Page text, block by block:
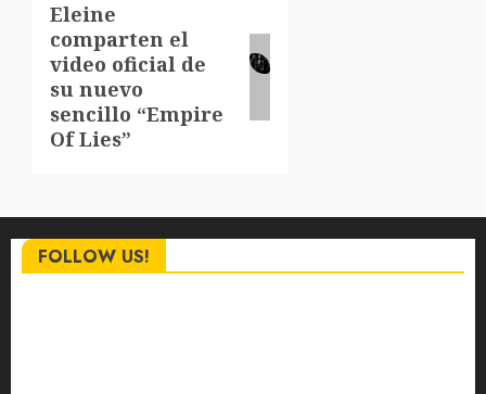
Siguiente
entrada:
Eleine
comparten el
video oficial de
su nuevo
sencillo “Empire
Of Lies”
FOLLOW US!